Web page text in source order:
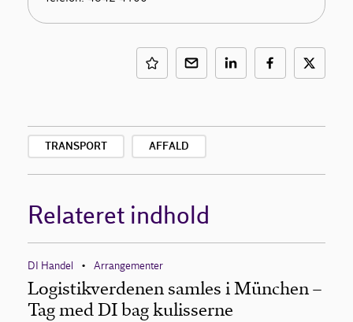
TRANSPORT AFFALD
Relateret indhold
DI Handel • Arrangementer
Logistikverdenen samles i München –
Tag med DI bag kulisserne